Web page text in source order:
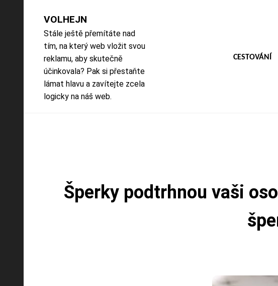
VOLHEJN
Stále ještě přemítáte nad
tím, na který web vložit svou
reklamu, aby skutečně
účinkovala? Pak si přestaňte
lámat hlavu a zavítejte zcela
logicky na náš web.
CESTOVÁNÍ
Šperky podtrhnou vaši